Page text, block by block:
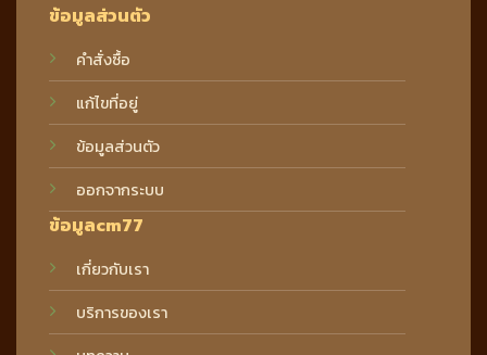
ข้อมูลส่วนตัว
คำสั่งซื้อ
แก้ไขที่อยู่
ข้อมูลส่วนตัว
ออกจากระบบ
ข้อมูลcm77
เกี่ยวกับเรา
บริการของเรา